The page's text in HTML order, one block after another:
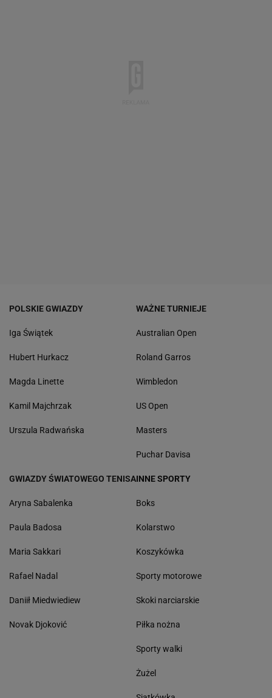
POLSKIE GWIAZDY
Iga Świątek
Hubert Hurkacz
Magda Linette
Kamil Majchrzak
Urszula Radwańska
WAŻNE TURNIEJE
Australian Open
Roland Garros
Wimbledon
US Open
Masters
Puchar Davisa
GWIAZDY ŚWIATOWEGO TENISA
Aryna Sabalenka
Paula Badosa
Maria Sakkari
Rafael Nadal
Daniił Miedwiediew
Novak Djoković
INNE SPORTY
Boks
Kolarstwo
Koszykówka
Sporty motorowe
Skoki narciarskie
Piłka nożna
Sporty walki
Żużel